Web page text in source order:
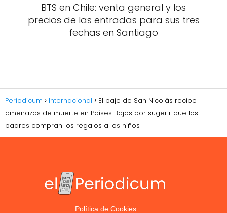
BTS en Chile: venta general y los
precios de las entradas para sus tres
fechas en Santiago
Periodicum Internacional
El paje de San Nicolás recibe
amenazas de muerte en Países Bajos por sugerir que los
padres compran los regalos a los niños
Política de Cookies